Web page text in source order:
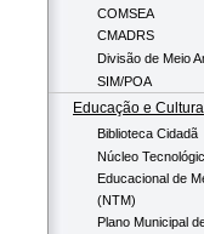
COMSEA
CMADRS
Divisão de Meio
SIM/POA
Educação e Cultura
Biblioteca Cidadã
Núcleo
Educacional de
(NTM)
Plano Municipal